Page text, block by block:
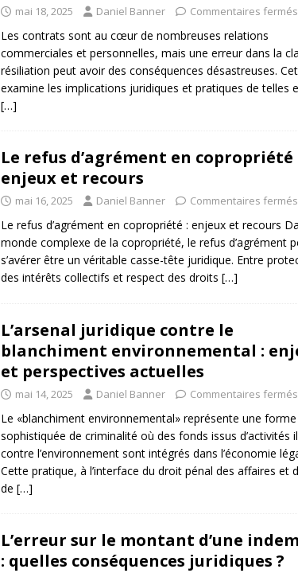
mai 18, 2025 Daniel Banner Commentaires fermés
Les contrats sont au cœur de nombreuses relations
commerciales et personnelles, mais une erreur dans la
résiliation peut avoir des conséquences désastreuses.
examine les implications juridiques et pratiques de telles
[…]
Le refus d’agrément en copropriété
enjeux et recours
mai 16, 2025 Daniel Banner Commentaires fermés
Le refus d’agrément en copropriété : enjeux et recours
monde complexe de la copropriété, le refus d’agrément
s’avérer être un véritable casse-tête juridique. Entre
des intérêts collectifs et respect des droits […]
L’arsenal juridique contre le
blanchiment environnemental :
et perspectives actuelles
mai 14, 2025 Daniel Banner Commentaires fermés
Le «blanchiment environnemental» représente une forme
sophistiquée de criminalité où des fonds issus d’activités
contre l’environnement sont intégrés dans l’économie
Cette pratique, à l’interface du droit pénal des affaires et
de […]
L’erreur sur le montant d’une
: quelles conséquences juridiques ?